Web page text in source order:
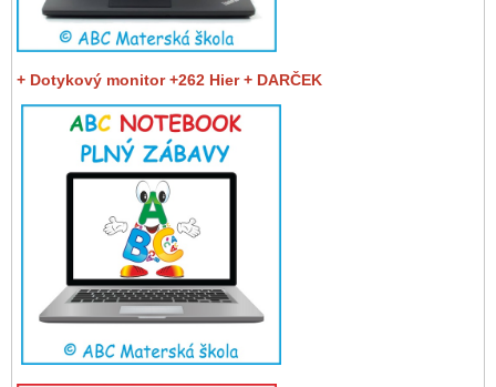
+ Dotykový monitor +262 Hier + DARČEK